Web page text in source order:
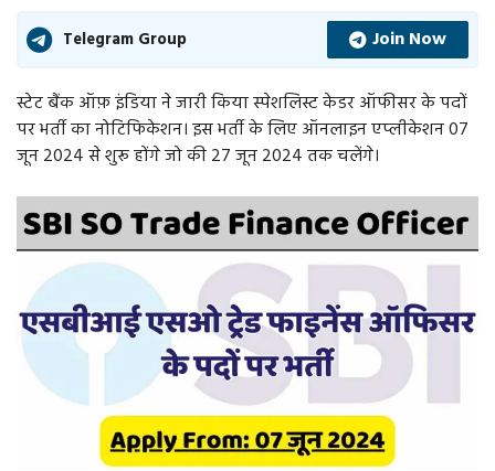
Telegram Group Join Now
स्टेट बैंक ऑफ़ इंडिया ने जारी किया स्पेशलिस्ट केडर ऑफीसर के पदों
पर भर्ती का नोटिफिकेशन। इस भर्ती के लिए ऑनलाइन एप्लीकेशन 07
जून 2024 से शुरू होंगे जो की 27 जून 2024 तक चलेंगे।